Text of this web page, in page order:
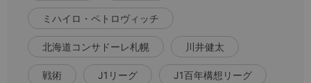
ミハイロ・ペトロヴィッチ
北海道コンサドーレ札幌 川井健太
戦術 J1リーグ J1百年構想リーグ